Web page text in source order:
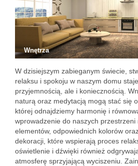
Wnętrza
W dzisiejszym zabieganym świecie,
relaksu i spokoju w naszym domu
przyjemnością, ale i koniecznością.
naturą oraz medytacją mogą stać się
której odnajdziemy harmonię i
wprowadzenie do naszych przestrzeni
elementów, odpowiednich kolorów
dekoracji, które wspierają proces
oświetlenie i dźwięki również
atmosferę sprzyjającą wyciszeniu.